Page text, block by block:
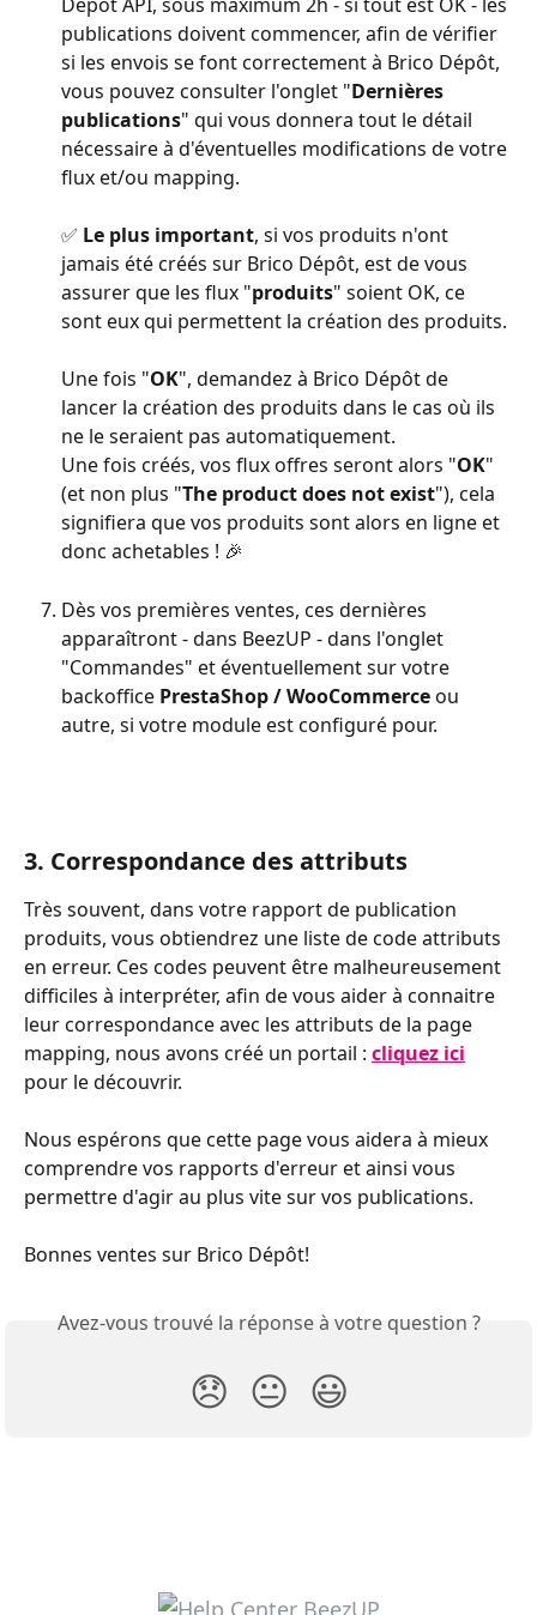
publications doivent commencer, afin de vérifier
si les envois se font correctement à Brico Dépôt,
vous pouvez consulter l'onglet "Dernières
publications" qui vous donnera tout le détail
nécessaire à d'éventuelles modifications de votre
flux et/ou mapping.
✅ Le plus important, si vos produits n'ont
jamais été créés sur Brico Dépôt, est de vous
assurer que les flux "produits" soient OK, ce
sont eux qui permettent la création des produits.
Une fois "OK", demandez à Brico Dépôt de
lancer la création des produits dans le cas où ils
ne le seraient pas automatiquement.
Une fois créés, vos flux offres seront alors "OK"
(et non plus "The product does not exist"), cela
signifiera que vos produits sont alors en ligne et
donc achetables ! 🎉
Dès vos premières ventes, ces dernières
apparaîtront - dans BeezUP - dans l'onglet
"Commandes" et éventuellement sur votre
backoffice PrestaShop / WooCommerce ou
autre, si votre module est configuré pour.
3. Correspondance des attributs
Très souvent, dans votre rapport de publication
produits, vous obtiendrez une liste de code attributs
en erreur. Ces codes peuvent être malheureusement
difficiles à interpréter, afin de vous aider à connaitre
leur correspondance avec les attributs de la page
mapping, nous avons créé un portail : cliquez ici
pour le découvrir.
Nous espérons que cette page vous aidera à mieux
comprendre vos rapports d'erreur et ainsi vous
permettre d'agir au plus vite sur vos publications.
Bonnes ventes sur Brico Dépôt!
Avez-vous trouvé la réponse à votre question ?
😞 😐 😃